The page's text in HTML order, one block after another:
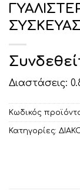
Διαστάσεις:
Κωδικός
Κατηγορίες: